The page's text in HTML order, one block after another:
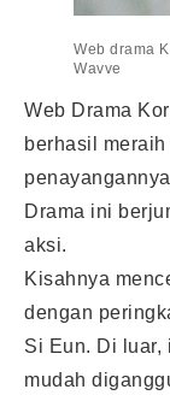
Web drama
Wavve
Web Drama
berhasil
Drama ini
aksi.
Kisahnya
dengan
Si Eun. Di luar,
mudah